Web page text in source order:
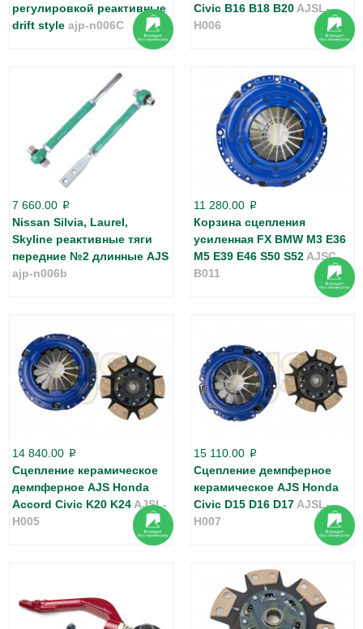
регулировкой реактивные
drift style ajp-n006C
Civic B16 B18 B20 AJSL-
H006
7 660.00 p
Nissan Silvia, Laurel,
Skyline реактивные тяги
передние №2 длинные AJS
ajp-n006b
11 280.00 p
Корзина сцепления
усиленная FX BMW M3 E36
M5 E39 E46 S50 S52 AJSC-
B011
14 840.00 p
Сцепление керамическое
демпферное AJS Honda
Accord Civic K20 K24 AJSL-
H005
15 110.00 p
Сцепление демпферное
керамическое AJS Honda
Civic D15 D16 D17 AJSL-
H007